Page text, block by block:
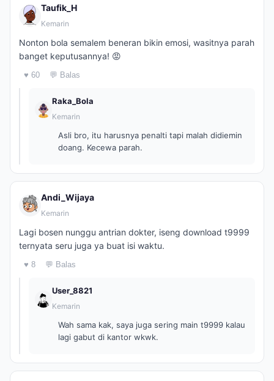
Taufik_H
Kemarin
Nonton bola semalem beneran bikin emosi, wasitnya parah
banget keputusannya! 😡
♥ 60 💬 Balas
Raka_Bola
Kemarin
Asli bro, itu harusnya penalti tapi malah didiemin
doang. Kecewa parah.
Andi_Wijaya
Kemarin
Lagi bosen nunggu antrian dokter, iseng download t9999
ternyata seru juga ya buat isi waktu.
♥ 8 💬 Balas
User_8821
Kemarin
Wah sama kak, saya juga sering main t9999 kalau
lagi gabut di kantor wkwk.